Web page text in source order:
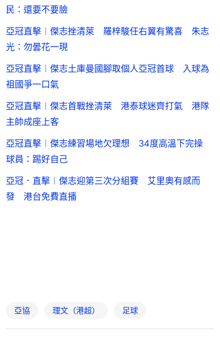
民：還要不要臉
亞冠直擊︱傑志挫清萊 羅梓駿任右翼有驚喜 朱志
光：勿曇花一現
亞冠直擊︱傑志土庫曼國腳取個人亞冠首球 入球為
祖國爭一口氣
亞冠直擊︱傑志首戰挫清萊 港泰球迷齊打氣 港隊
主帥成座上客
亞冠直擊︱傑志練習場地欠理想 34度高溫下完操
球員：踢好自己
亞冠．直擊︱傑志迎第三次分組賽 艾里奧有感而
發 港台免費直播
亞協 理文（港超） 足球